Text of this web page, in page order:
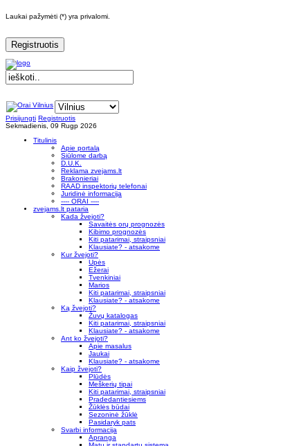
Laukai pažymėti (*) yra privalomi.
Registruotis
Prisijungti Registruotis
Sekmadienis, 09 Rugp 2026
Titulinis
Apie portalą
Siūlome darbą
D.U.K.
Reklama zvejams.lt
Brakonieriai
RAAD inspektorių telefonai
Juridinė informacija
---- ORAI ----
zvejams.lt pataria
Kada žvejoti?
Savaitės orų prognozės
Kibimo prognozės
Kiti patarimai, straipsniai
Klausiate? - atsakome
Kur žvejoti?
Upės
Ežerai
Tvenkiniai
Marios
Kiti patarimai, straipsniai
Klausiate? - atsakome
Ką žvejoti?
Žuvų katalogas
Kiti patarimai, straipsniai
Klausiate? - atsakome
Ant ko žvejoti?
Apie masalus
Jaukai
Klausiate? - atsakome
Kaip žvejoti?
Plūdės
Meškerių tipai
Kiti patarimai, straipsniai
Pradedantiesiems
Žūklės būdai
Sezoninė žūklė
Pasidaryk pats
Svarbi informacija
Apranga